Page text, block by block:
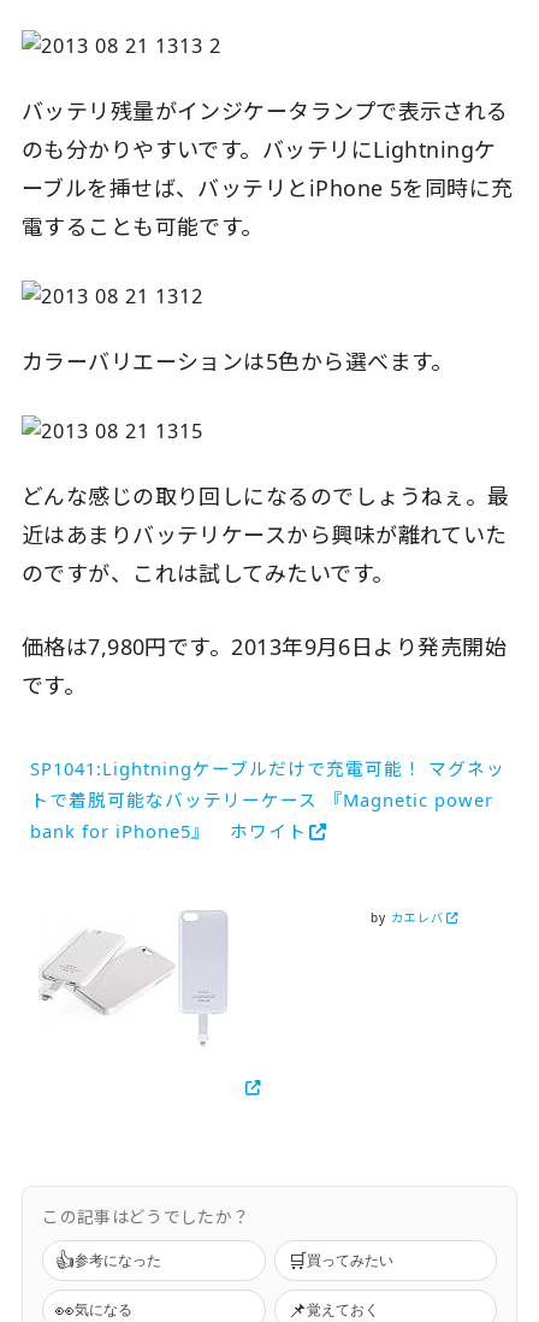
バッテリ残量がインジケータランプで表示される
のも分かりやすいです。バッテリにLightningケ
ーブルを挿せば、バッテリとiPhone 5を同時に充
電することも可能です。
カラーバリエーションは5色から選べます。
どんな感じの取り回しになるのでしょうねぇ。最
近はあまりバッテリケースから興味が離れていた
のですが、これは試してみたいです。
価格は7,980円です。2013年9月6日より発売開始
です。
SP1041:Lightningケーブルだけで充電可能！ マグネッ
トで着脱可能なバッテリーケース 『Magnetic power
bank for iPhone5』 ホワイト
by カエレバ
この記事はどうでしたか？
👍参考になった 🛒買ってみたい
👀気になる 📌覚えておく